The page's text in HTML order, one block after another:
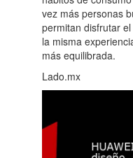
vez más personas
permitan disfrutar
la misma
más equilibrada.
Lado.mx